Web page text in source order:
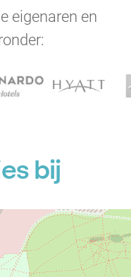
eigenaren en
bij